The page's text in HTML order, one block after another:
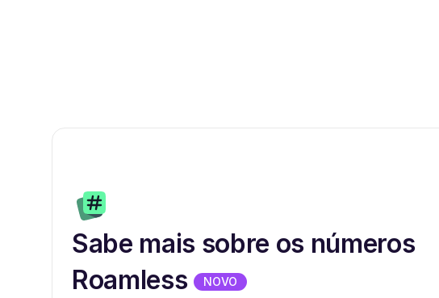
Sabe mais sobre os números
Roamless
NOVO